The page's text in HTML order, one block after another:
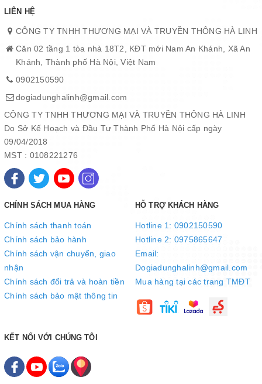
LIÊN HỆ
CÔNG TY TNHH THƯƠNG MẠI VÀ TRUYỀN THÔNG HÀ LINH
Căn 02 tầng 1 tòa nhà 18T2, KĐT mới Nam An Khánh, Xã An
Khánh, Thành phố Hà Nội, Việt Nam
0902150590
dogiadunghalinh@gmail.com
CÔNG TY TNHH THƯƠNG MẠI VÀ TRUYỀN THÔNG HÀ LINH
Do Sở Kế Hoạch và Đầu Tư Thành Phố Hà Nội cấp ngày
09/04/2018
MST : 0108221276
CHÍNH SÁCH MUA HÀNG
Chính sách thanh toán
Chính sách bảo hành
Chính sách vận chuyển, giao
nhận
Chính sách đổi trả và hoàn tiền
Chính sách bảo mật thông tin
HỖ TRỢ KHÁCH HÀNG
Hotline 1: 0902150590
Hotline 2: 0975865647
Email:
Dogiadunghalinh@gmail.com
Mua hàng tại các trang TMĐT
KẾT NỐI VỚI CHÚNG TÔI